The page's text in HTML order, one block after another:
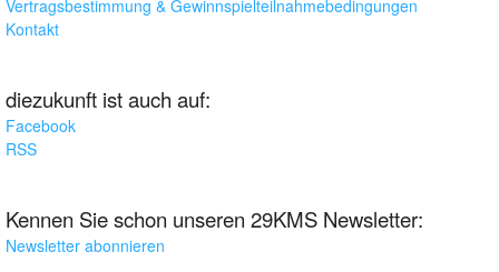
Vertragsbestimmung & Gewinnspielteilnahmebedingungen
Kontakt
diezukunft ist auch auf:
Facebook
RSS
Kennen Sie schon unseren 29KMS Newsletter:
Newsletter abonnieren